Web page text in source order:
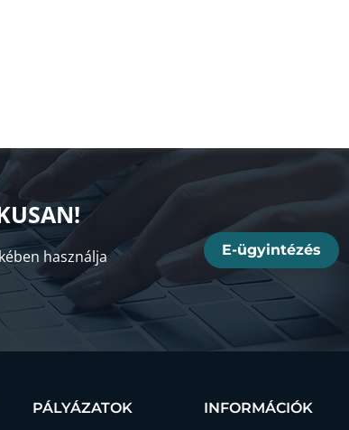
használja
E-ügyintézés
PÁLYÁZATOK
INFORMÁCIÓK